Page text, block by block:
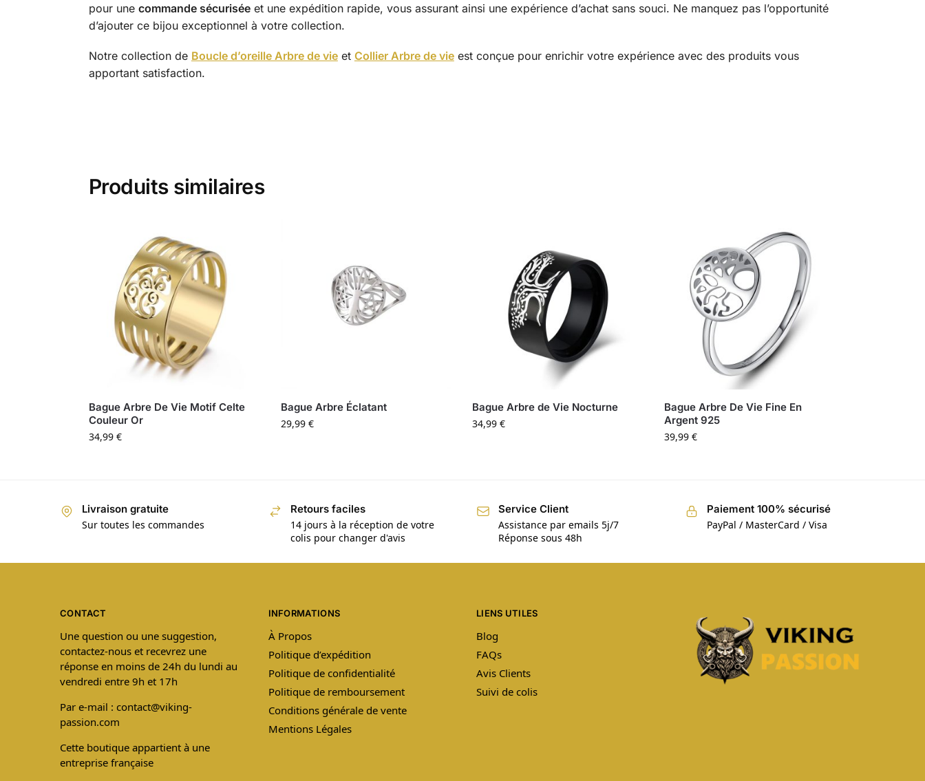
pour une commande sécuriséeet une expédition rapide, vous assurant ainsi une expérience d’achat sans souci. Ne manquez pas l’opportunité
d’ajouter ce bijou exceptionnel à votre collection.
Notre collection de Boucle d’oreille Arbre de vieet Collier Arbre de vieest conçue pour enrichir votre expérience avec des produits vous
apportant satisfaction.
Produits similaires
Bague Arbre De Vie Motif Celte
Couleur Or
34,99 €
Bague Arbre Éclatant
29,99 €
Bague Arbre de Vie Nocturne
34,99€
Bague Arbre De Vie Fine En
Argent 925
39,99€
Livraison gratuite
Sur toutes les commandes
Retours faciles
14 jours à la réception de votre
colis pour changer d'avis
Service Client
Assistance par emails 5j/7
Réponse sous 48h
Paiement 100% sécurisé
PayPal / MasterCard / Visa
CONTACT
Une question ou une suggestion,
contactez-nous et recevrez une
réponse en moins de 24h du lundi au
vendredi entre 9h et 17h
Par e-mail : contact@viking-
passion.com
Cette boutique appartient à une
entreprise française
INFORMATIONS
À Propos
Politique d’expédition
Politique de confidentialité
Politique de remboursement
Conditions générale de vente
Mentions Légales
LIENS UTILES
Blog
FAQs
Avis Clients
Suivi de colis